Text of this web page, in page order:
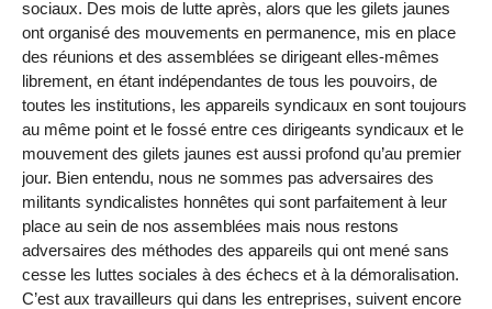
sociaux. Des mois de lutte après, alors que les gilets jaunes
ont organisé des mouvements en permanence, mis en place
des réunions et des assemblées se dirigeant elles-mêmes
librement, en étant indépendantes de tous les pouvoirs, de
toutes les institutions, les appareils syndicaux en sont toujours
au même point et le fossé entre ces dirigeants syndicaux et le
mouvement des gilets jaunes est aussi profond qu’au premier
jour. Bien entendu, nous ne sommes pas adversaires des
militants syndicalistes honnêtes qui sont parfaitement à leur
place au sein de nos assemblées mais nous restons
adversaires des méthodes des appareils qui ont mené sans
cesse les luttes sociales à des échecs et à la démoralisation.
C’est aux travailleurs qui dans les entreprises, suivent encore